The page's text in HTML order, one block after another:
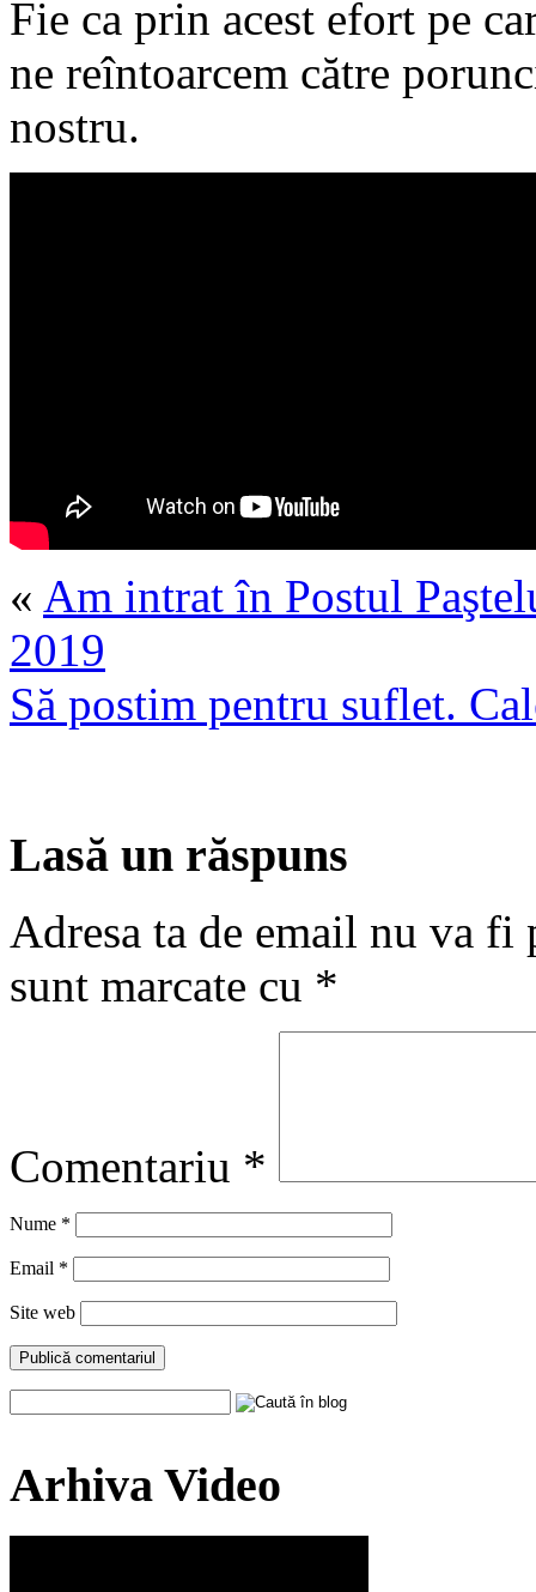
Fie ca prin acest efort pe
ne reîntoarcem către
nostru.
« Am intrat în Postul
2019
Să postim pentru suflet.
Lasă un răspuns
Adresa ta de email nu va fi
sunt marcate cu *
Comentariu *
Nume *
Email *
Site web
Arhiva Video